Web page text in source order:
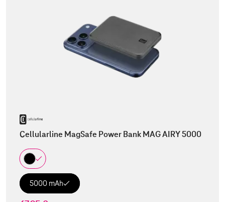
Cellularline MagSafe Power Bank MAG AIRY 5000
5000 mAh